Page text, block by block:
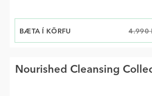
BÆTA Í KÖRFU VERÐ
4.990
VERÐ NÚNA:
Nourished Cleansing